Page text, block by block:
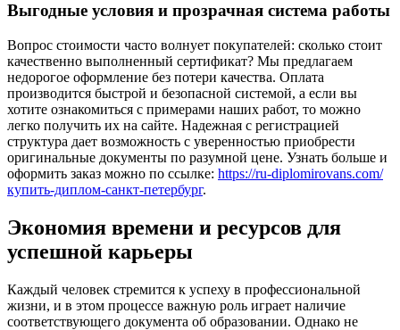
Выгодные условия и прозрачная система работы
Вопрос стоимости часто волнует покупателей: сколько стоит
качественно выполненный сертификат? Мы предлагаем
недорогое оформление без потери качества. Оплата
производится быстрой и безопасной системой, а если вы
хотите ознакомиться с примерами наших работ, то можно
легко получить их на сайте. Надежная с регистрацией
структура дает возможность с уверенностью приобрести
оригинальные документы по разумной цене. Узнать больше и
оформить заказ можно по ссылке: https://ru-diplomirovans.com/
купить-диплом-санкт-петербург.
Экономия времени и ресурсов для
успешной карьеры
Каждый человек стремится к успеху в профессиональной
жизни, и в этом процессе важную роль играет наличие
соответствующего документа об образовании. Однако не